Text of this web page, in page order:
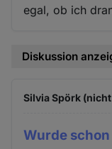
egal, ob ich
Diskussion
Silvia Spörk
Wurde